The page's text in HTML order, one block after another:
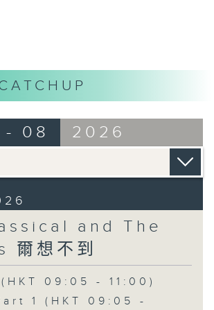
- 08 2026
and The
爾想不到
09:05 - 11:00)
1 (HKT 09:05 -